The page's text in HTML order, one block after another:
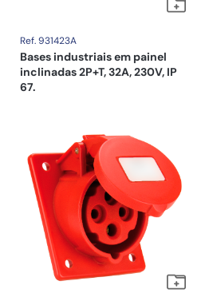
Ref. 931423A
Bases industriais em painel
inclinadas 2P+T, 32A, 230V, IP
67.